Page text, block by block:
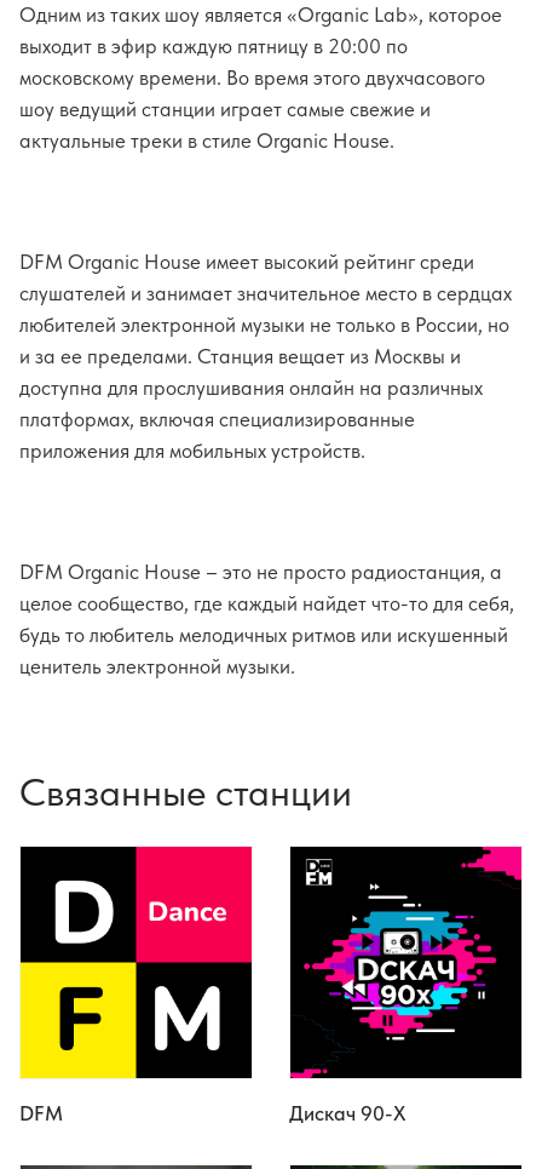
Одним из таких шоу является «Organic Lab», которое
выходит в эфир каждую пятницу в 20:00 по
московскому времени. Во время этого двухчасового
шоу ведущий станции играет самые свежие и
актуальные треки в стиле Organic House.
DFM Organic House имеет высокий рейтинг среди
слушателей и занимает значительное место в сердцах
любителей электронной музыки не только в России, но
и за ее пределами. Станция вещает из Москвы и
доступна для прослушивания онлайн на различных
платформах, включая специализированные
приложения для мобильных устройств.
DFM Organic House – это не просто радиостанция, а
целое сообщество, где каждый найдет что-то для себя,
будь то любитель мелодичных ритмов или искушенный
ценитель электронной музыки.
Связанные станции
DFM Дискач 90-Х